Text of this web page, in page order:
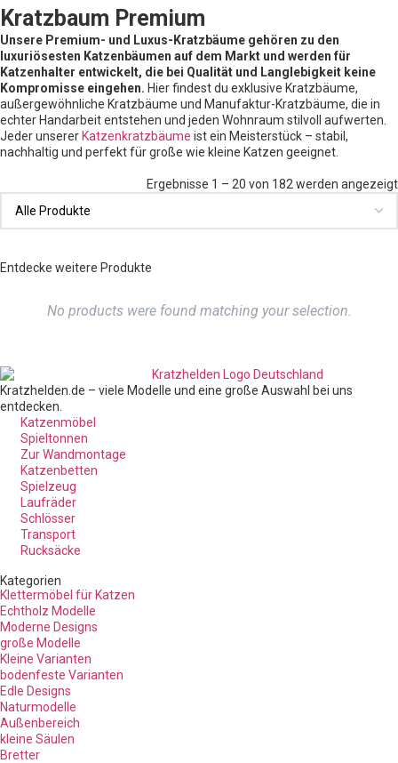
Kratzbaum Premium
Unsere Premium- und Luxus-Kratzbäume gehören zu den
luxuriösesten Katzenbäumen auf dem Markt und werden für
Katzenhalter entwickelt, die bei Qualität und Langlebigkeit keine
Kompromisse eingehen. Hier findest du exklusive Kratzbäume,
außergewöhnliche Kratzbäume und Manufaktur-Kratzbäume, die in
echter Handarbeit entstehen und jeden Wohnraum stilvoll aufwerten.
Jeder unserer Katzenkratzbäume ist ein Meisterstück – stabil,
nachhaltig und perfekt für große wie kleine Katzen geeignet.
Ergebnisse 1 – 20 von 182 werden angezeigt
Entdecke weitere Produkte
No products were found matching your selection.
Kratzhelden.de – viele Modelle und eine große Auswahl bei uns
entdecken.
Katzenmöbel
Spieltonnen
Zur Wandmontage
Katzenbetten
Spielzeug
Laufräder
Schlösser
Transport
Rucksäcke
Kategorien
Klettermöbel für Katzen
Echtholz Modelle
Moderne Designs
große Modelle
Kleine Varianten
bodenfeste Varianten
Edle Designs
Naturmodelle
Außenbereich
kleine Säulen
Bretter